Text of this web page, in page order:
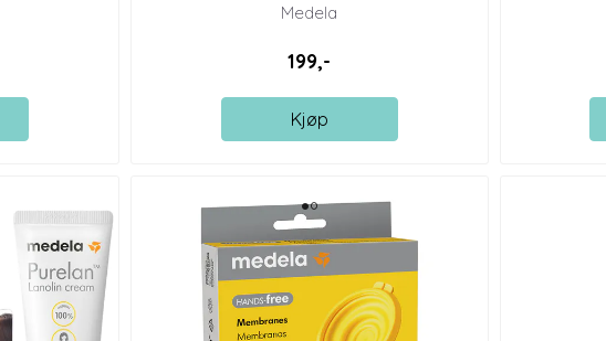
Medela
199,-
Kjøp